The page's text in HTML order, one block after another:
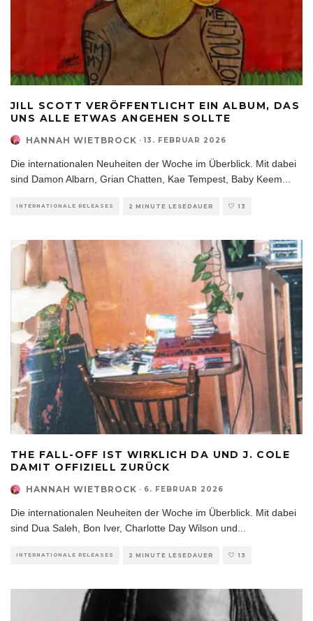
JILL SCOTT VERÖFFENTLICHT EIN ALBUM, DAS
UNS ALLE ETWAS ANGEHEN SOLLTE
HANNAH WIETBROCK · 13. FEBRUAR 2026
Die internationalen Neuheiten der Woche im Überblick. Mit dabei
sind Damon Albarn, Grian Chatten, Kae Tempest, Baby Keem
INTERNATIONALE RELEASES 2 MINUTE LESEDAUER 13
THE FALL-OFF IST WIRKLICH DA UND J. COLE
DAMIT OFFIZIELL ZURÜCK
HANNAH WIETBROCK · 6. FEBRUAR 2026
Die internationalen Neuheiten der Woche im Überblick. Mit dabei
sind Dua Saleh, Bon Iver, Charlotte Day Wilson und...
INTERNATIONALE RELEASES 2 MINUTE LESEDAUER 13